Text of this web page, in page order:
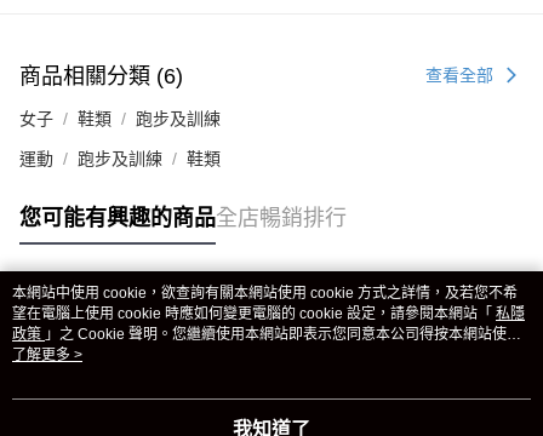
商品相關分類 (6) 查看全部
女子 鞋類 跑步及訓練
運動 跑步及訓練 鞋類
您可能有興趣的商品全店暢銷排行
熱門標籤
熱銷排行
本網站中使用 cookie，欲查詢有關本網站使用 cookie 方式之詳情，及若您不希
望在電腦上使用 cookie 時應如何變更電腦的 cookie 設定，請參閱本網站「 私隱
政策 」之 Cookie 聲明。您繼續使用本網站即表示您同意本公司得按本網站使用
條款之 Cookie 聲明使用 cookie。
了解更多 >
我知道了